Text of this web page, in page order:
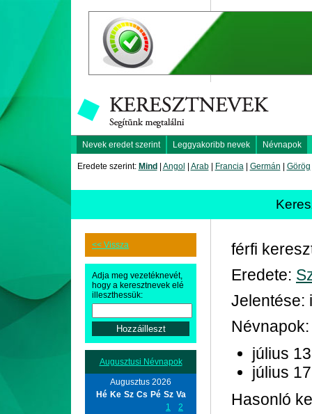
Nevek eredet szerint Leggyakoribb nevek Névnapok
Eredete szerint: Mind Angol Arab| Francia| Germán Görög
<< Vissza
Adja meg vezetéknevét,
hogy a keresztnevek elé
illeszthessük:
Augusztusi Névnapok
Augusztus 2026
Hé Ke Sz Cs Pé Sz Va
1
2
férfi
Eredete:
Jelentése:
Névnapok:
július 13
július 17
Hasonló